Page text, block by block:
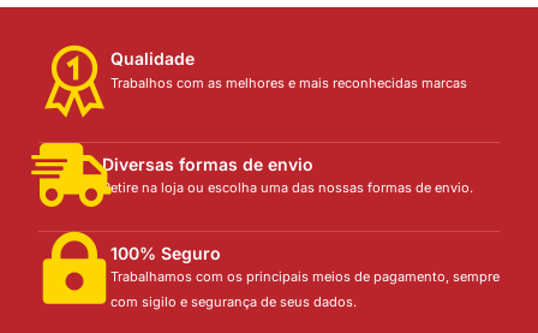
Qualidade
Trabalhos com as melhores e mais reconhecidas marcas
Diversas formas de envio
Retire na loja ou escolha uma das nossas formas de envio.
100% Seguro
Trabalhamos com os principais meios de pagamento, sempre
com sigilo e segurança de seus dados.